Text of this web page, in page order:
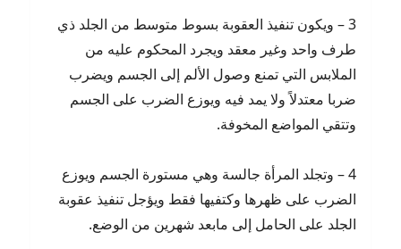
3 – ويكون تنفيذ العقوبة بسوط متوسط من الجلد ذي
طرف واحد وغير معقد ويجرد المحكوم عليه من
الملابس التي تمنع وصول الألم إلى الجسم ويضرب
ضربا معتدلاً ولا يمد فيه ويوزع الضرب على الجسم
وتتقي المواضع المخوفة.
4 – وتجلد المرأة جالسة وهي مستورة الجسم ويوزع
الضرب على ظهرها وكتفيها فقط ويؤجل تنفيذ عقوبة
الجلد على الحامل إلى مابعد شهرين من الوضع.